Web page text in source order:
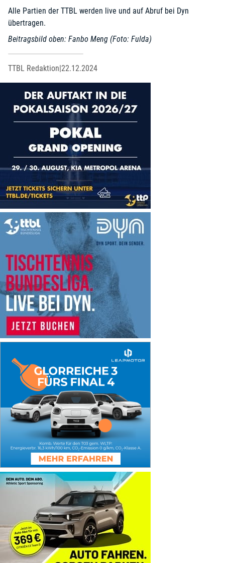
Alle Partien der TTBL werden live und auf Abruf bei Dyn
übertragen.
Beitragsbild oben: Fanbo Meng (Foto: Fulda)
TTBL Redaktion|22.12.2024